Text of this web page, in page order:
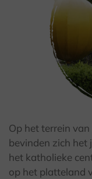
Op het terrein
bevinden zich het
het katholieke
op het platteland